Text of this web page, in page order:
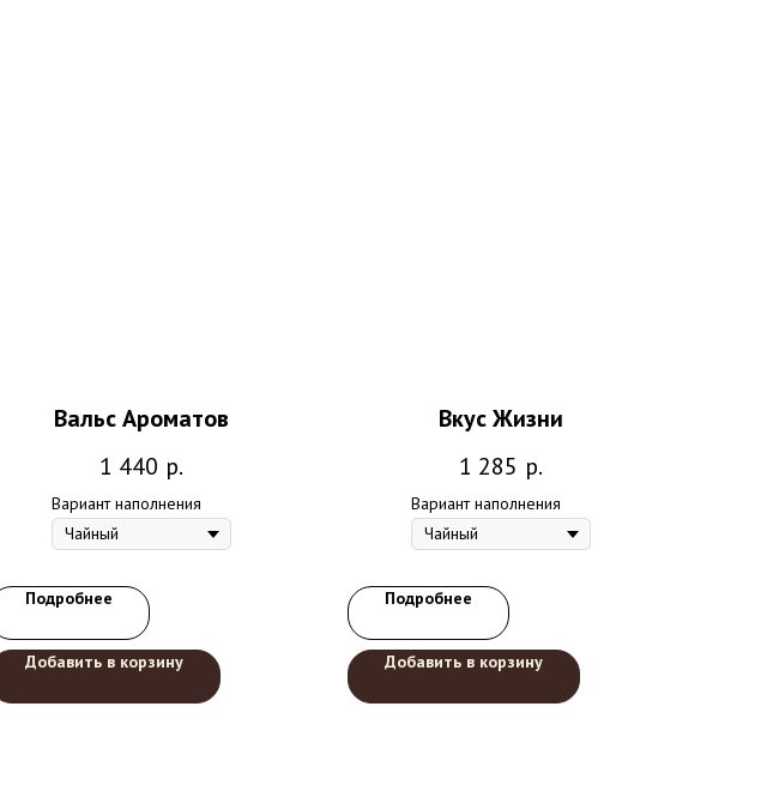
Вальс Ароматов
1 440 р.
Вариант наполнения
Подробнее
Добавить в корзину
Вкус Жизни
1 285 р.
Вариант наполнения
Подробнее
Добавить в корзину